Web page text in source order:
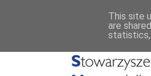
This site
are
statistics,